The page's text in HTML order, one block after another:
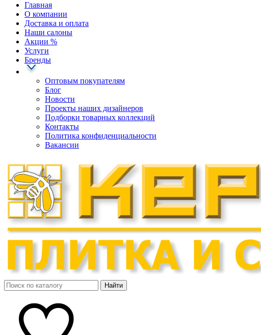
Главная
О компании
Доставка и оплата
Наши cалоны
Акции %
Услуги
Бренды
Оптовым покупателям
Блог
Новости
Проекты наших дизайнеров
Подборки товарных коллекций
Контакты
Политика конфиденциальности
Вакансии
Найти